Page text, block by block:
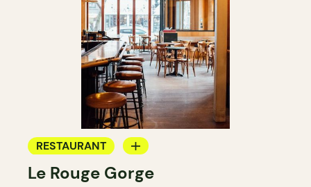
RESTAURANT
BAR
Le Rouge Gorge